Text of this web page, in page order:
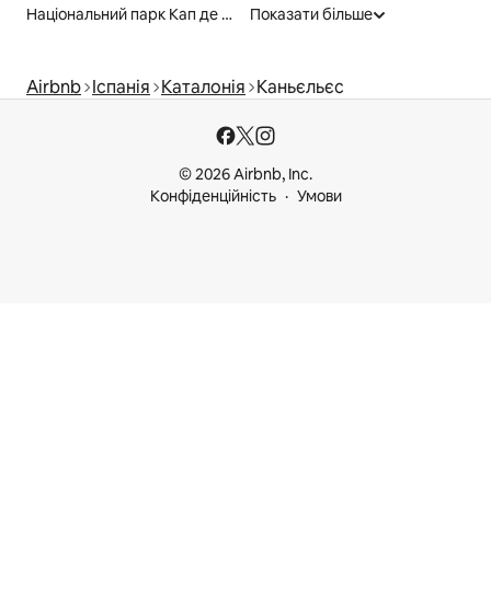
Національний парк Кап де Креус Показати більше
Airbnb Іспанія Каталонія Каньєльєс
© 2026 Airbnb, Inc.
Конфіденційність
Умови